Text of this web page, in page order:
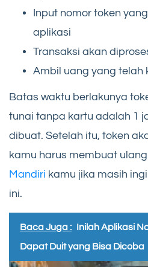
Input nomor token
aplikasi
Transaksi akan
Ambil uang yang telah
Batas waktu berlakunya
tunai tanpa kartu adalah 1
dibuat. Setelah itu, token
kamu harus membuat
Mandiri kamu jika masih
ini.
Baca Juga : Inilah Aplikasi
Dapat Duit yang Bisa Dicoba